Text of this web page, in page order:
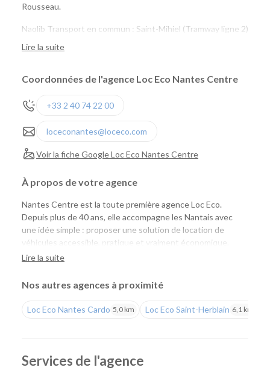
Rousseau.
Naolib Transport en commun : Saint-Mihiel (Tramway ligne 2)
marguerite : Saint Mihiel, Talensac, Quai de Versaille
Lire la suite
Coordonnées de l'agence Loc Eco Nantes Centre
+33 2 40 74 22 00
loceconantes@loceco.com
Voir la fiche Google Loc Eco Nantes Centre
À propos de votre agence
Nantes Centre est la toute première agence Loc Eco.
Depuis plus de 40 ans, elle accompagne les Nantais avec
une idée simple : proposer une solution de location de
véhicules accessible, pratique et vraiment économique.
Aujourd'hui, Loc Eco met à disposition près de 1 000
répondre aux besoins des particuliers comme des
professionnels.
Louer un véhicule uniquement lorsque vous en avez
tous ceux qui souhaitent disposer d'un véhicule
Lire la suite
Nos autres agences à proximité
Loc Eco Nantes Cardo 5,0 km Loc Eco Saint-Herblain 6,1 km
Services de l'agence